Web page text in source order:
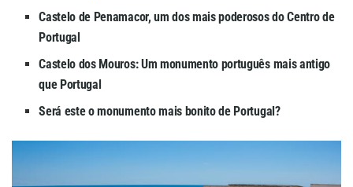
Castelo de Penamacor, um dos mais poderosos do Centro de
Portugal
Castelo dos Mouros: Um monumento português mais antigo
que Portugal
Será este o monumento mais bonito de Portugal?